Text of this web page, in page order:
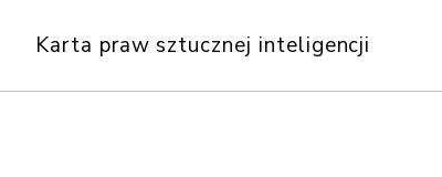
Karta praw sztucznej inteligencji